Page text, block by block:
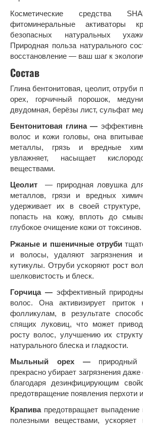
Косметические средства
фитоминеральные активаторы
безопасных натуральных
Природная польза натурального
восстановление — ваш шаг к
Состав
Глина бентонитовая, цеолит,
орех, горчичный порошок,
двудомная, берёзы лист, сульфат
Бентонитовая глина —
волос и кожи головы, она
металлы, грязь и вредные
увлажняет, насыщает
веществами.
Цеолит — природная ловушка
металлов, грязи и вредных
удерживает их в своей
попасть на кожу, вплоть до
глубокое очищение кожи от токсинов.
Ржаные и пшеничные отруби
и волосы, удаляют загрязнения
кутикулы. Отруби ускоряют рост
шелковистость и блеск.
Горчица —эффективный
волос. Она активизирует
фолликулам, в результате
спящих луковиц, что может
росту волос, улучшению их
натурального блеска и гладкости.
Мыльный орех —природный
прекрасно убирает загрязнения
благодаря дезинфицирующим
предотвращение появления перхоти
Крапивапредотвращает выпадение
полезными веществами,